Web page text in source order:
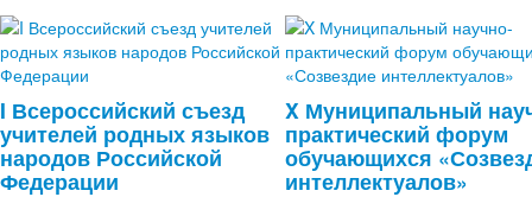
I Всероссийский съезд
учителей родных языков
народов Российской
Федерации
X Муниципальный
практический форум
обучающихся
интеллектуалов»